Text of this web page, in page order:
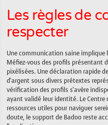
Les règles de
respecter
Une communication saine implique
Méfiez-vous des profils présentant
pixélisées. Une déclaration rapide
d'argent sous divers prétextes
vérification des profils s'avère
ayant validé leur identité. Le Centre
ressources utiles pour naviguer
doute, le support de Badoo reste